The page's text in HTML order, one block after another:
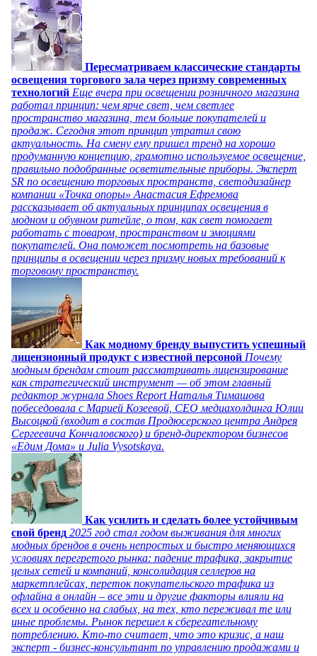
Пересматриваем классические стандарты
освещения торгового зала через призму современных
технологий Еще вчера при освещении розничного магазина
работал принцип: чем ярче свет, чем светлее
пространство магазина, тем больше покупателей и
продаж. Сегодня этот принцип утратил свою
актуальность. На смену ему пришел тренд на хорошо
продуманную концепцию, грамотно используемое освещение,
правильно подобранные осветительные приборы. Эксперт
SR по освещению торговых пространств, светодизайнер
компании «Точка опоры» Анастасия Ефремова
рассказывает об актуальных принципах освещения в
модном и обувном ритейле, о том, как свет помогает
работать с товаром, пространством и эмоциями
покупателей. Она поможет посмотреть на базовые
принципы в освещении через призму новых требований к
торговому пространству.
Как модному бренду выпустить успешный
лицензионный продукт с известной персоной Почему
модным брендам стоит рассматривать лицензирование
как стратегический инструмент — об этом главный
редактор журнала Shoes Report Наталья Тимашова
побеседовала с Марией Козеевой, СЕО медиахолдинга Юлии
Высоцкой (входит в состав Продюсерского центра Андрея
Сергеевича Кончаловского) и бренд-директором бизнесов
«Едим Дома» и Julia Vysotskaya.
Как усилить и сделать более устойчивым
свой бренд 2025 год стал годом выживания для многих
модных брендов в очень непростых и быстро меняющихся
условиях перегретого рынка: падение трафика, закрытие
целых сетей и компаний, консолидация селлеров на
маркетплейсах, переток покупательского трафика из
офлайна в онлайн – все эти и другие факторы влияли на
всех и особенно на слабых, на тех, кто переживал те или
иные проблемы. Рынок перешел к сберегательному
потреблению. Кто-то считает, что это кризис, а наш
эксперт - бизнес-консультант по управлению продажами и